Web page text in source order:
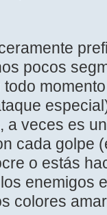
pocos
a veces es
cada golpe
o estás
enemigos
colores